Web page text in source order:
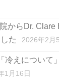
からDr. Clare
た
2026年2月
冷えについて
1月16日